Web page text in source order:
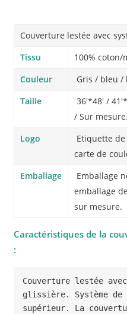
Couverture lestée avec
Tissu
100% coton/
Couleur
Gris / bleu /
Taille
36'*48′ /
/ Sur mesure.
Logo
Etiquette
carte de
Emballage
Emballage
emballage
sur mesure.
Caractéristiques de la
:
Couverture lestée
glissière. Système
supérieur. La